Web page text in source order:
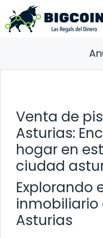
Saltar
al
contenido
Venta de
Asturias:
hogar en
ciudad
Explorando
inmobiliario
Asturias